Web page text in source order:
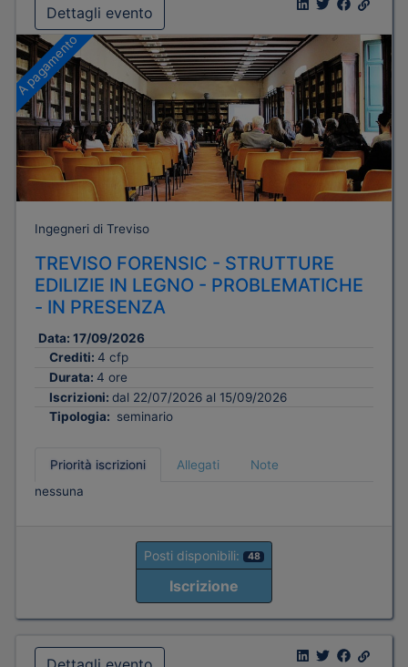
Dettagli evento
A pagamento
Ingegneri di Treviso
TREVISO FORENSIC - STRUTTURE
EDILIZIE IN LEGNO - PROBLEMATICHE
- IN PRESENZA
Data: 17/09/2026
Crediti: 4 cfp
Durata: 4 ore
Iscrizioni: dal 22/07/2026 al 15/09/2026
Tipologia: seminario
Priorità iscrizioni Allegati
Note
nessuna
Posti disponibili: 48
Iscrizione